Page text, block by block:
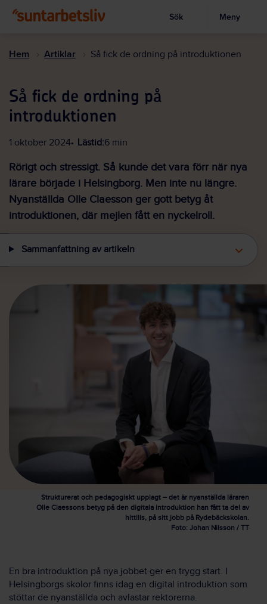
till
Visa sökruta
Sök Meny
Hem Artiklar Så fick de ordning på introduktionen
Så fick de ordning på
introduktionen
1 oktober 2024 Lästid:6 min
Rörigt och stressigt. Så kunde det vara förr när nya
lärare började i Helsingborg. Men inte nu längre.
Nyanställda Olle Claesson ger gott betyg åt
introduktionen, där mejlen fått en nyckelroll.
Sammanfattning av artikeln
Strukturerat och pedagogiskt upplagt – det är nyanställda läraren
Olle Claessons betyg på den digitala introduktion han fått ta del av
hittills, på sitt jobb på Rydebäckskolan.
Foto: Johan Nilsson / TT
En bra introduktion på nya jobbet ger en trygg start. I
Helsingborgs skolor finns idag en digital introduktion som
stöttar de nyanställda och avlastar rektorerna.